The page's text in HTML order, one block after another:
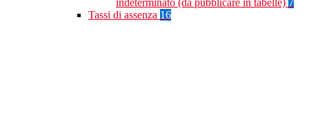
indeterminato (da pubblicare in tabelle) 7
Tassi di assenza 16